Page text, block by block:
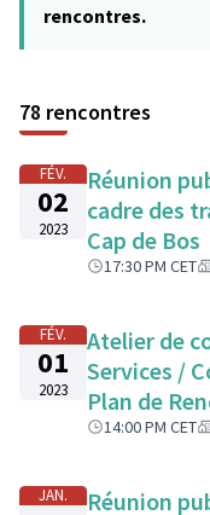
rencontres.
78 rencontres
FÉV.
02
2023
Réunion
cadre des
Cap de Bos
17:30 PM CET
FÉV.
01
2023
Atelier de
Services /
Plan de
quartier de
14:00 PM CET
JAN. Réunion